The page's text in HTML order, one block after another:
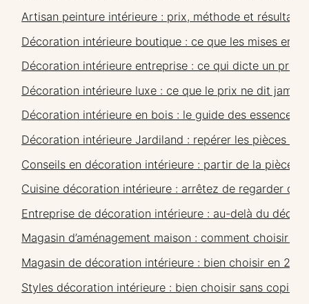
Artisan peinture intérieure : prix, méthode et résultat
Décoration intérieure boutique : ce que les mises en
Décoration intérieure entreprise : ce qui dicte un
Décoration intérieure luxe : ce que le prix ne dit jamais
Décoration intérieure en bois : le guide des essences
Décoration intérieure Jardiland : repérer les pièces
Conseils en décoration intérieure : partir de la pièce,
Cuisine décoration intérieure : arrêtez de regarder
Entreprise de décoration intérieure : au-delà du
Magasin d’aménagement maison : comment choisir
Magasin de décoration intérieure : bien choisir en
Styles décoration intérieure : bien choisir sans copier